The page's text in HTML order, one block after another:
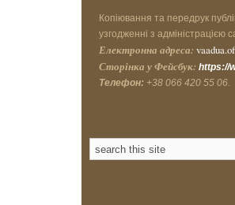
Копіювання та передрук
узгодженні з адміністрацією
Електронна адреса:
Сторінка у Фейсбук: https://
Телефон: +38 066 420 55 06.